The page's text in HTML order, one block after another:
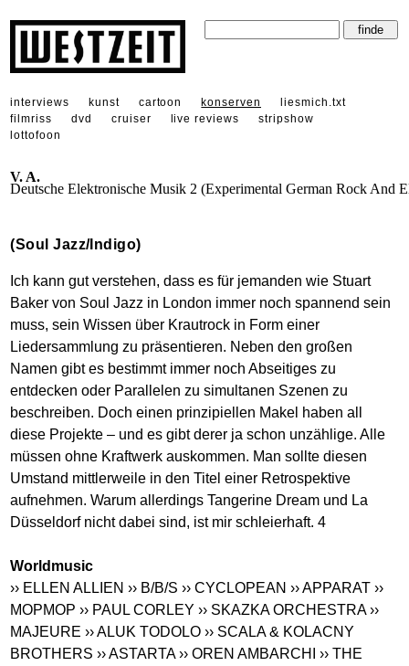
interviews kunst cartoon konserven
liesmich.txt
filmriss
dvd cruiser live reviews
stripshow
lottofoon
V. A.
Deutsche Elektronische Musik 2 (Experimental German Rock And
(Soul Jazz/Indigo)
Ich kann gut verstehen, dass es für jemanden wie Stuart
Baker von Soul Jazz in London immer noch spannend sein
muss, sein Wissen über Krautrock in Form einer
Liedersammlung zu präsentieren. Neben den großen
Namen gibt es bestimmt immer noch Abseitiges zu
entdecken oder Parallelen zu simultanen Szenen zu
beschreiben. Doch einen prinzipiellen Makel haben all
diese Projekte – und es gibt derer ja schon unzählige. Alle
müssen ohne Kraftwerk auskommen. Man sollte diesen
Umstand mittlerweile in den Titel einer Retrospektive
aufnehmen. Warum allerdings Tangerine Dream und La
Düsseldorf nicht dabei sind, ist mir schleierhaft. 4
Worldmusic
›› ELLEN ALLIEN ›› B/B/S ›› CYCLOPEAN ›› APPARAT ››
MOPMOP ›› PAUL CORLEY ›› SKAZKA ORCHESTRA ››
MAJEURE ›› ALUK TODOLO ›› SCALA & KOLACNY
BROTHERS ›› ASTARTA ›› OREN AMBARCHI
›› THE